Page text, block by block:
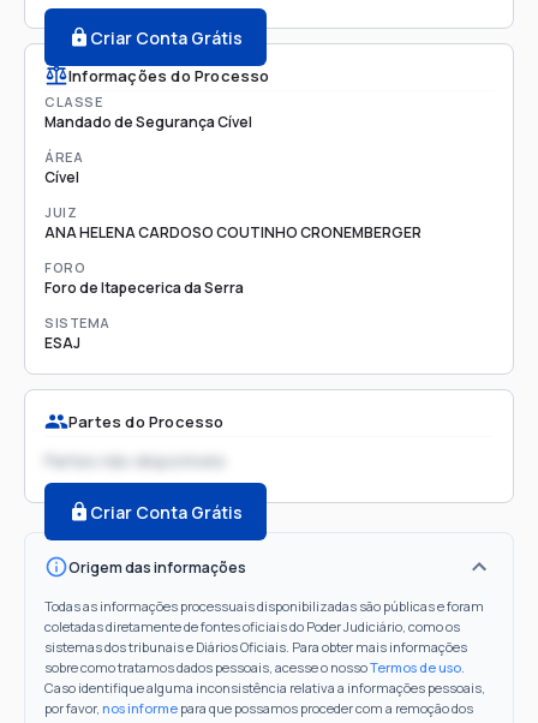
Criar Conta Grátis
Informações do Processo
CLASSE
Mandado de Segurança Cível
ÁREA
Cível
JUIZ
ANA HELENA CARDOSO COUTINHO CRONEMBERGER
FORO
Foro de Itapecerica da Serra
SISTEMA
ESAJ
Partes do Processo
Partes não disponíveis
Criar Conta Grátis
Origem das informações
Todas as informações processuais disponibilizadas são públicas e foram
coletadas diretamente de fontes oficiais do Poder Judiciário, como os
sistemas dos tribunais e Diários Oficiais. Para obter mais informações
sobre como tratamos dados pessoais, acesse o nossoTermos de uso.
Caso identifique alguma inconsistência relativa a informações pessoais,
por favor, nos informe para que possamos proceder com a remoção dos